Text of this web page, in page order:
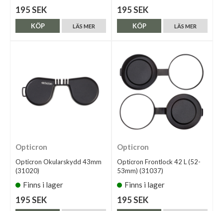
195 SEK
LÄS MER
KÖP
195 SEK
LÄS MER
KÖP
Opticron
Opticron Okularskydd 43mm
(31020)
Finns i lager
195 SEK
Opticron
Opticron Frontlock 42 L (52-
53mm) (31037)
Finns i lager
195 SEK